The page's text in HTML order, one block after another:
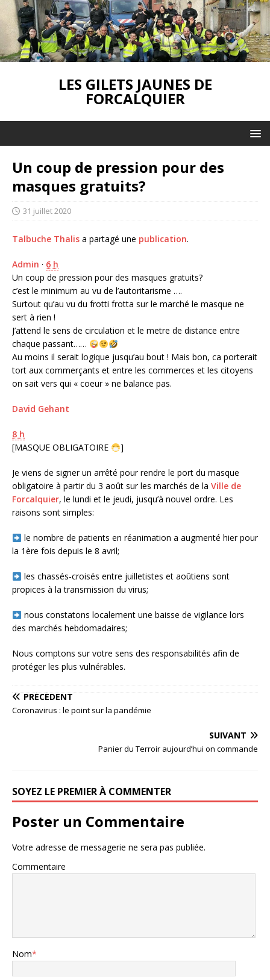
LES GILETS JAUNES DE
FORCALQUIER
Un coup de pression pour des
masques gratuits?
31 juillet 2020
Talbuche Thalis a partagé une publication.
Admin · 6 h
Un coup de pression pour des masques gratuits?
c’est le minimum au vu de l’autoritarisme ….
Surtout qu’au vu du frotti frotta sur le marché le masque ne
sert à rien !
J’attend le sens de circulation et le metre de distance entre
chaque passant……
Au moins il serait logique jusqu’au bout ! Mais bon, ca porterait
tort aux commerçants et entre les commerces et les citoyens
on sait vers qui « coeur » ne balance pas.
David Gehant
8 h
[MASQUE OBLIGATOIRE
]
Je viens de signer un arrêté pour rendre le port du masque
obligatoire à partir du 3 août sur les marchés de la Ville de
Forcalquier, le lundi et le jeudi, jusqu’à nouvel ordre. Les
raisons sont simples:
le nombre de patients en réanimation a augmenté hier pour
la 1ère fois depuis le 8 avril;
les chassés-croisés entre juilletistes et aoûtiens sont
propices à la transmission du virus;
nous constatons localement une baisse de vigilance lors
des marchés hebdomadaires;
Nous comptons sur votre sens des responsabilités afin de
protéger les plus vulnérables.
PRÉCÉDENT
Coronavirus : le point sur la pandémie
SUIVANT
Panier du Terroir aujourd’hui on commande
SOYEZ LE PREMIER À COMMENTER
Poster un Commentaire
Votre adresse de messagerie ne sera pas publiée.
Commentaire
Nom*